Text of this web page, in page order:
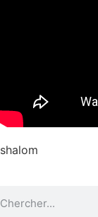
shalom